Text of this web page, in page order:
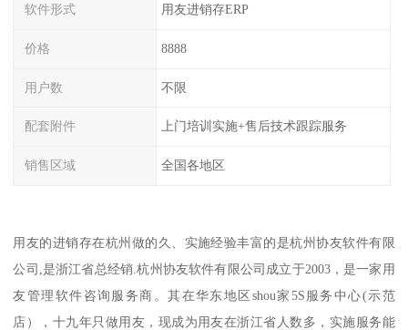
软件形式 用友进销存ERP
价格 8888
用户数 不限
配套附件 上门培训实施+售后技术跟踪服务
销售区域 全国各地区
用友的进销存在杭州做的久、实施经验丰富的是杭州协友软件有限
公司,是浙江省总经销.杭州协友软件有限公司成立于2003，是一家用
友管理软件咨询服务商。其在华东地区shou家5S服务中心(示范
店），十九年只做用友，现成为用友在浙江省人数多，实施服务能